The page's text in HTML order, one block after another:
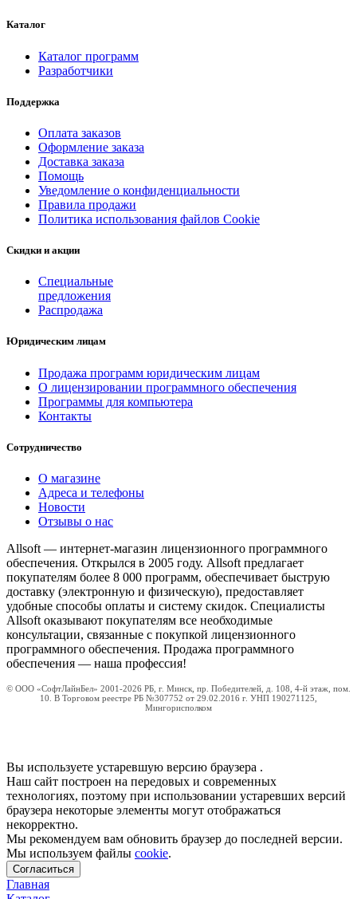
Каталог
Каталог программ
Разработчики
Поддержка
Оплата заказов
Оформление заказа
Доставка заказа
Помощь
Уведомление о конфиденциальности
Правила продажи
Политика использования файлов Cookie
Скидки и акции
Специальные
предложения
Распродажа
Юридическим лицам
Продажа программ юридическим лицам
О лицензировании программного обеспечения
Программы для компьютера
Контакты
Сотрудничество
О магазине
Адреса и телефоны
Новости
Отзывы о нас
Allsoft — интернет-магазин лицензионного программного
обеспечения. Открылся в 2005 году. Allsoft предлагает
покупателям более 8 000 программ, обеспечивает быструю
доставку (электронную и физическую), предоставляет
удобные способы оплаты и систему скидок. Специалисты
Allsoft оказывают покупателям все необходимые
консультации, связанные с покупкой лицензионного
программного обеспечения. Продажа программного
обеспечения — наша профессия!
© ООО «СофтЛайнБел» 2001-2026 РБ, г. Минск, пр. Победителей, д. 108, 4-й этаж, пом.
10. В Торговом реестре РБ №307752 от 29.02.2016 г. УНП 190271125,
Мингорисполком
Вы используете устаревшую версию браузера .
Наш сайт построен на передовых и современных
технологиях, поэтому при использовании устаревших версий
браузера некоторые элементы могут отображаться
некорректно.
Мы рекомендуем вам обновить браузер до последней версии.
Мы используем файлы cookie.
Согласиться
Главная